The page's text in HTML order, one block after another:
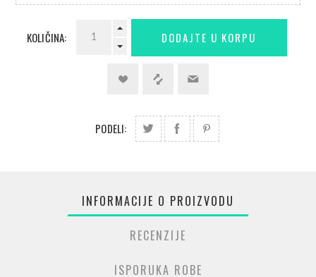
KOLIČINA:
PODELI:
INFORMACIJE O PROIZVODU
RECENZIJE
ISPORUKA ROBE